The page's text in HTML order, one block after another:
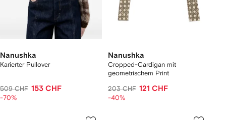
Nanushka
Karierter Pullover
509 CHF 153 CHF
-70%
Nanushka
Cropped-Cardigan mit
geometrischem Print
203 CHF 121 CHF
-40%